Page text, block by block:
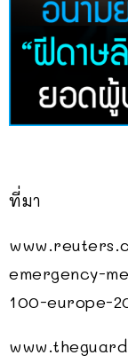
ที่มา
emergency-
100-europe-